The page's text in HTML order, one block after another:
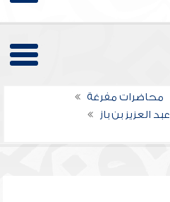
محاضرات مفرغة
عبد العزيز بن باز